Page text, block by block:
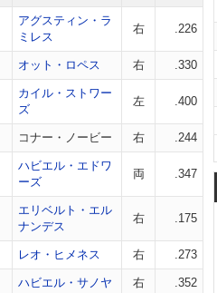
アグスティン・ラ
ミレス
右 .226
オット・ロペス 右 .330
カイル・ストワー
ズ
左 .400
コナー・ノービー 右 .244
ハビエル・エドワ
ーズ
両 .347
エリベルト・エル
ナンデス
右 .175
レオ・ヒメネス 右 .273
ハビエル・サノヤ 右 .352